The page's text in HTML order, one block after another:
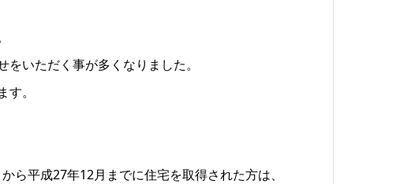
いただく事が多くなりました。
。
ら平成27年12月までに住宅を取得された方は、